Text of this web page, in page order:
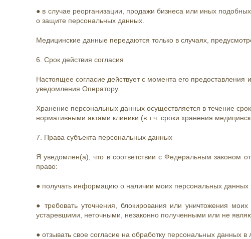
● в случае реорганизации, продажи бизнеса или иных
о защите персональных данных.
Медицинские данные передаются только в случаях,
6. Срок действия согласия
Настоящее согласие действует с момента его
уведомления Оператору.
Хранение персональных данных осуществляется в течение
нормативными актами клиники (в т. ч. сроки хранения
7. Права субъекта персональных данных
Я уведомлен(а), что в соответствии с Федеральным
право:
● получать информацию о наличии моих персональных данных
● требовать уточнения, блокирования или уничтожения
устаревшими, неточными, незаконно полученными или не
● отзывать свое согласие на обработку персональных данных